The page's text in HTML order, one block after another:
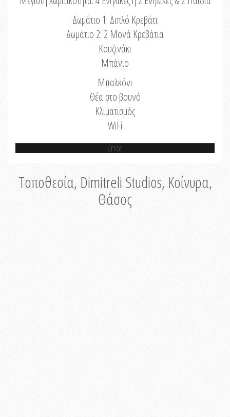
Δωμάτιο 1: Διπλό Κρεβάτι
Δωμάτιο 2: 2 Μονά Κρεβάτια
Κουζινάκι
Μπάνιο
Μπαλκόνι
Θέα στο βουνό
Κλιματισμός
WiFi
Error
Τοποθεσία, Dimitreli Studios, Κοίνυρα,
Θάσος